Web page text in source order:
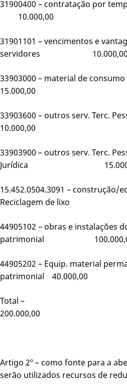
31900400 – contratação por
10.000,00
31901101 – vencimentos e
servidores 10.000,00
33903000 –
15.000,00
33903600 – outros serv.
10.000,00
33903900 – outros serv. Terc.
Jurídica
15.452.0504.3091 – construção/
Reciclagem de lixo
44905102 – obras e instalações
patrimonial
44905202 – Equip. material
patrimonial 40.000,00
200.000,00
Artigo 2º – como fonte para a
serão utilizados recursos de